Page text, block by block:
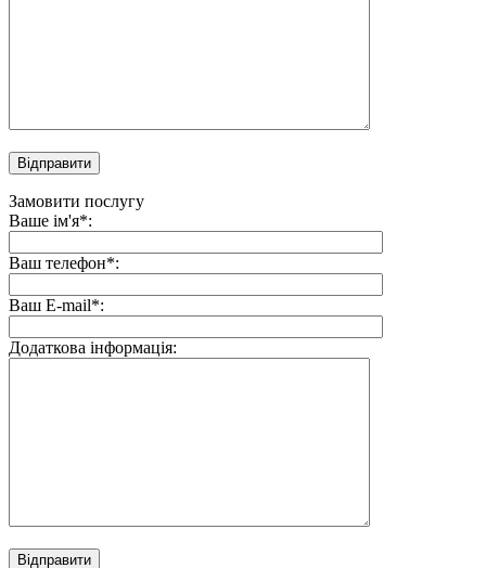
Замовити послугу
Ваше ім'я*:
Ваш телефон*:
Ваш E-mail*:
Додаткова інформація: